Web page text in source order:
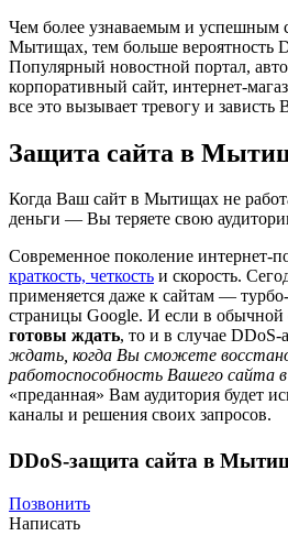
Чем более узнаваемым и успешным
Мытищах, тем больше вероятность
Популярный новостной портал,
корпоративный сайт, интернет-
все это вызывает тревогу и
Защита сайта в
Когда Ваш сайт в Мытищах не
деньги — Вы теряете свою
Современное поколение интернет-
краткость, четкость и скорость.
применяется даже к сайтам —
страницы Google. И если в обычной
готовы ждать, то и в случае
ждать, когда Вы сможете
работоспособность Вашего
«преданная» Вам аудитория будет
каналы и решения своих запросов.
DDoS-защита сайта в
Позвонить
Написать